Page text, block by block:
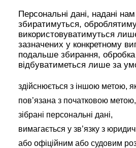
Персональні дані, надані нам
збиратимуться,
використовуватимуться
зазначених у конкретному
подальше збирання,
відбуватиметься лише за
здійснюється з іншою метою,
пов’язана з початковою
зібрані персональні дані,
вимагається у зв’язку з
або офіційним або судовим